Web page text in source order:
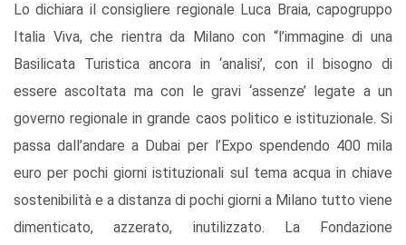
Lo dichiara il consigliere regionale Luca Braia, capogruppo
Italia Viva, che rientra da Milano con “l’immagine di una
Basilicata Turistica ancora in ‘analisi’, con il bisogno di
essere ascoltata ma con le gravi ‘assenze’ legate a un
governo regionale in grande caos politico e istituzionale. Si
passa dall’andare a Dubai per l’Expo spendendo 400 mila
euro per pochi giorni istituzionali sul tema acqua in chiave
sostenibilità e a distanza di pochi giorni a Milano tutto viene
dimenticato, azzerato, inutilizzato. La Fondazione